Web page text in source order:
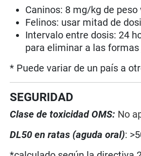
Caninos: 8 mg/kg de
Felinos: usar mitad de
Intervalo entre dosis: 24
para eliminar a las
* Puede variar de un país a
SEGURIDAD
Clase de toxicidad OMS: No
DL50 en ratas (aguda oral):